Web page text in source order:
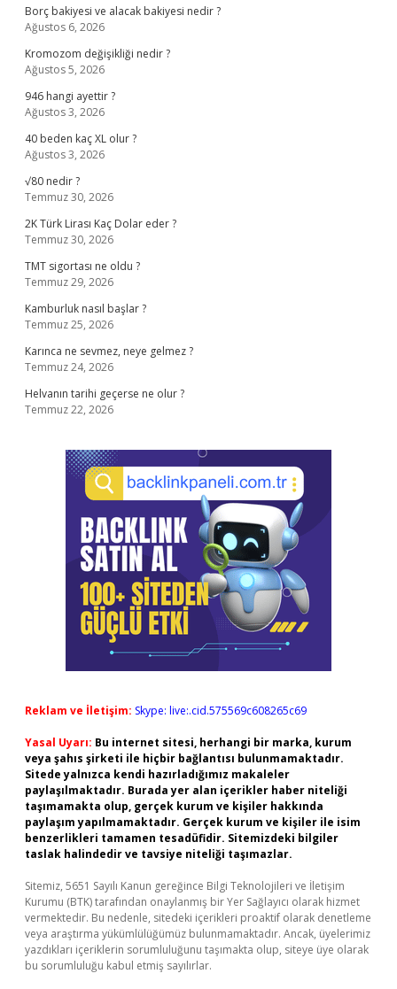
Borç bakiyesi ve alacak bakiyesi nedir ?
Ağustos 6, 2026
Kromozom değişikliği nedir ?
Ağustos 5, 2026
946 hangi ayettir ?
Ağustos 3, 2026
40 beden kaç XL olur ?
Ağustos 3, 2026
√80 nedir ?
Temmuz 30, 2026
2K Türk Lirası Kaç Dolar eder ?
Temmuz 30, 2026
TMT sigortası ne oldu ?
Temmuz 29, 2026
Kamburluk nasıl başlar ?
Temmuz 25, 2026
Karınca ne sevmez, neye gelmez ?
Temmuz 24, 2026
Helvanın tarihi geçerse ne olur ?
Temmuz 22, 2026
Reklam ve İletişim: Skype: live:.cid.575569c608265c69
Yasal Uyarı: Bu internet sitesi, herhangi bir marka, kurum
veya şahıs şirketi ile hiçbir bağlantısı bulunmamaktadır.
Sitede yalnızca kendi hazırladığımız makaleler
paylaşılmaktadır. Burada yer alan içerikler haber niteliği
taşımamakta olup, gerçek kurum ve kişiler hakkında
paylaşım yapılmamaktadır. Gerçek kurum ve kişiler ile isim
benzerlikleri tamamen tesadüfidir. Sitemizdeki bilgiler
taslak halindedir ve tavsiye niteliği taşımazlar.
Sitemiz, 5651 Sayılı Kanun gereğince Bilgi Teknolojileri ve İletişim
Kurumu (BTK) tarafından onaylanmış bir Yer Sağlayıcı olarak hizmet
vermektedir. Bu nedenle, sitedeki içerikleri proaktif olarak denetleme
veya araştırma yükümlülüğümüz bulunmamaktadır. Ancak, üyelerimiz
yazdıkları içeriklerin sorumluluğunu taşımakta olup, siteye üye olarak
bu sorumluluğu kabul etmiş sayılırlar.